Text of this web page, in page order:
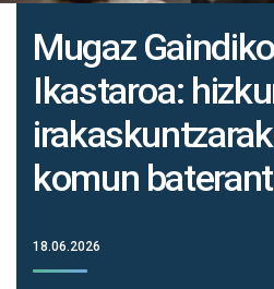
Mugaz
Ikastaroa:
komun
18.06.2026